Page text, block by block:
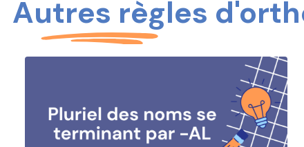
Autres règles